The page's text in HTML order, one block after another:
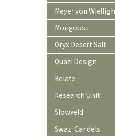
Meyer von Wielligh
Mongoose
Oryx Desert Salt
Quazi Design
Relate
Research Unit
Slowveld
Swazi Candels